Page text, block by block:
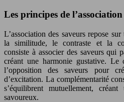
Les principes de
L’association des saveurs repose
la similitude, le contraste et la
consiste à associer des saveurs qui
créant une harmonie gustative. Le
l’opposition des saveurs pour
d’excitation. La complémentarité
s’équilibrent mutuellement,
savoureux.